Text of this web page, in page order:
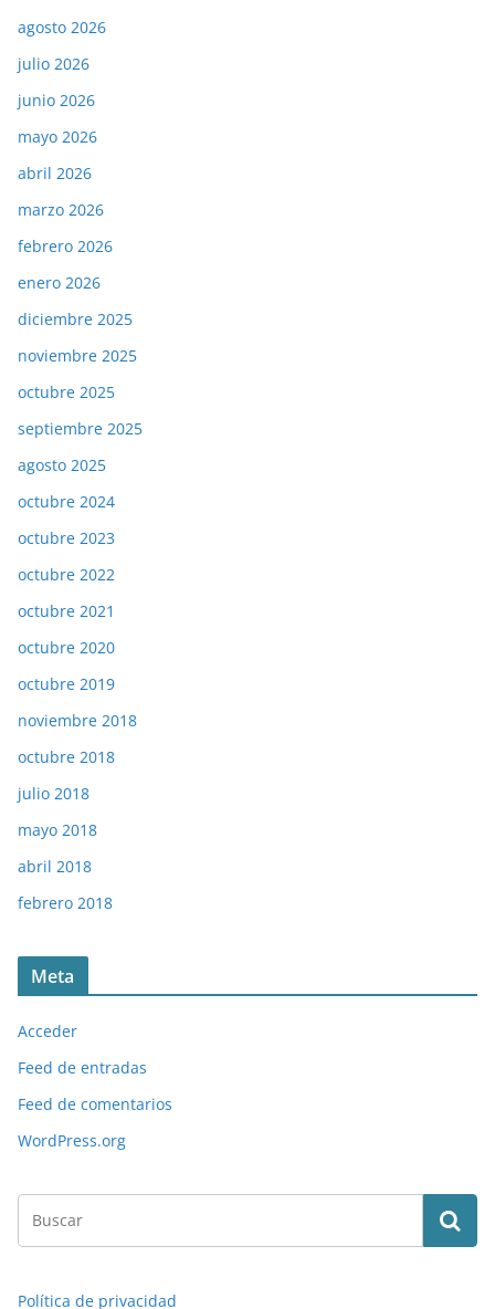
agosto 2026
julio 2026
junio 2026
mayo 2026
abril 2026
marzo 2026
febrero 2026
enero 2026
diciembre 2025
noviembre 2025
octubre 2025
septiembre 2025
agosto 2025
octubre 2024
octubre 2023
octubre 2022
octubre 2021
octubre 2020
octubre 2019
noviembre 2018
octubre 2018
julio 2018
mayo 2018
abril 2018
febrero 2018
Meta
Acceder
Feed de entradas
Feed de comentarios
WordPress.org
Política de privacidad